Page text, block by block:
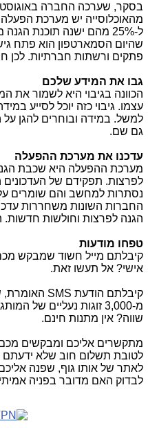
מהאוכלוסייה יש מערכת
ל-25% מהם ישנה תוכנת
שהיום הסמארטפון הוא פתח
פתקים ורשתות חברתיות. לכן
גבו את המידע שלכם
הכוונה בגיבוי היא לשמור את
עצמו. גיבוי כזה יוכל לסייע
למשל. במידה ובוחרים להגן על
גם שם.
עדכנו את מערכת ההפעלה
מערכת ההפעלה היא שכבת
לפרצות. תפקידם של העדכונים
נסתרות למחשב והם שומרים
החברות השונות משחררות
הגנה לפרצות וחולשות חדשות.
טפחו מודעות
קיבלתם מייל חשוד שמבקש
אישי? אל תעשו זאת.
קיבלתם הודעת SMS האומרת,
מ-3,000 זוגות נעליים
שווה? אין מתנות חינם.
מתקשרים אליכם ומבקשים
לטובת תשלום חוב שלא ידעתם
לאתר של אותו גוף, שפנה אליכם
לבדוק האם מדובר בפניה